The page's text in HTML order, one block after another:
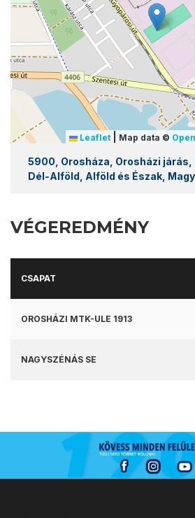
Leaflet | Map data ©
5900, Orosháza, Orosházi járás,
Dél-Alföld, Alföld és Észak,
VÉGEREDMÉNY
CSAPAT
OROSHÁZI MTK-ULE 1913
NAGYSZÉNÁS SE